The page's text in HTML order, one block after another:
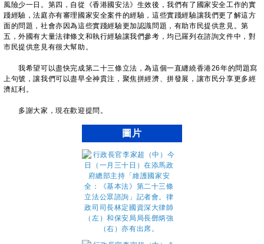
風險少一日。第四，自從《香港國安法》生效後，我們有了國家安全工作的實
踐經驗，法庭亦有審理國家安全案件的經驗，這些實踐經驗讓我們更了解這方
面的問題，社會亦因為這些實踐經驗更加認識問題，有助市民提供意見。第
五，外國有大量法律條文和執行經驗讓我們參考，均已羅列在諮詢文件中，對
市民提供意見有很大幫助。
我希望可以盡快完成第二十三條立法，為這個一直纏繞香港26年的問題寫
上句號，讓我們可以盡早全神貫注，聚焦拼經濟、拼發展，讓市民分享更多經
濟紅利。
多謝大家，現在歡迎提問。
圖片